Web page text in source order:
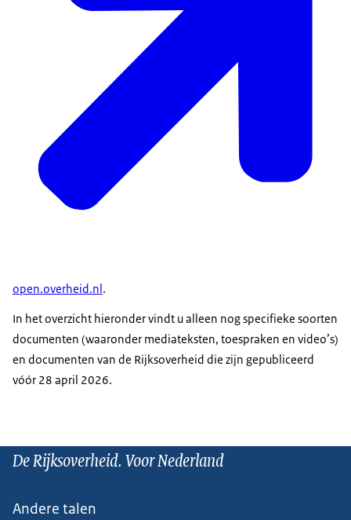
open.overheid.nl.
In het overzicht hieronder vindt u alleen nog specifieke soorten
documenten (waaronder mediateksten, toespraken en video’s)
en documenten van de Rijksoverheid die zijn gepubliceerd
vóór 28 april 2026.
De Rijksoverheid. Voor Nederland
Andere talen